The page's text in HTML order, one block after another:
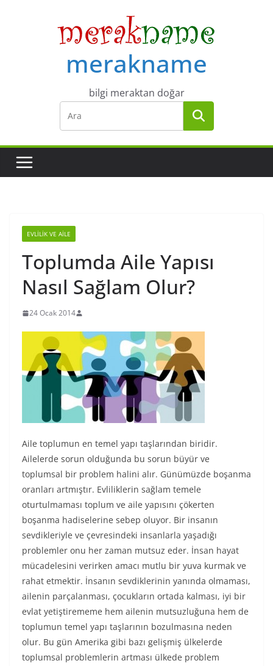
merakname
bilgi meraktan doğar
EVLILIK VE AILE
Toplumda Aile Yapısı
Nasıl Sağlam Olur?
24 Ocak 2014
Aile toplumun en temel yapı taşlarından biridir.
Ailelerde sorun olduğunda bu sorun büyür ve
toplumsal bir problem halini alır. Günümüzde boşanma
oranları artmıştır. Evliliklerin sağlam temele
oturtulmaması toplum ve aile yapısını çökerten
boşanma hadiselerine sebep oluyor. Bir insanın
sevdikleriyle ve çevresindeki insanlarla yaşadığı
problemler onu her zaman mutsuz eder. İnsan hayat
mücadelesini verirken amacı mutlu bir yuva kurmak ve
rahat etmektir. İnsanın sevdiklerinin yanında olmaması,
ailenin parçalanması, çocukların ortada kalması, iyi bir
evlat yetiştirememe hem ailenin mutsuzluğuna hem de
toplumun temel yapı taşlarının bozulmasına neden
olur. Bu gün Amerika gibi bazı gelişmiş ülkelerde
toplumsal problemlerin artması ülkede problem